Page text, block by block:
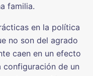
familia.
en la política
no son del agrado
caen en un efecto
de un